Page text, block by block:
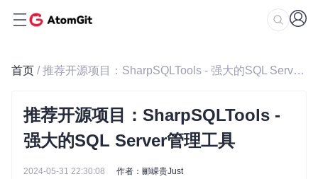
首页 / 推荐开源项目：SharpSQLTools - 强大的SQL Server管理工具
推荐开源项目：SharpSQLTools -
强大的SQL Server管理工具
2024-05-31 22:30:08 作者：郦嵘贵Just